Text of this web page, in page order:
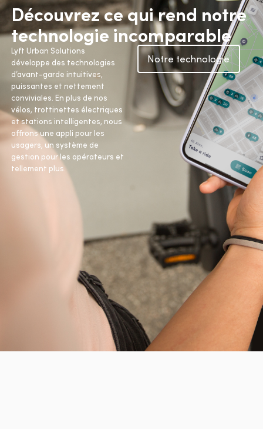
Découvrez ce qui rend notre
technologie incomparable
Lyft Urban Solutions
développe des technologies
d’avant-garde intuitives,
puissantes et nettement
conviviales. En plus de nos
vélos, trottinettes électriques
et stations intelligentes, nous
offrons une appli pour les
usagers, un système de
gestion pour les opérateurs et
tellement plus.
Notre technologie